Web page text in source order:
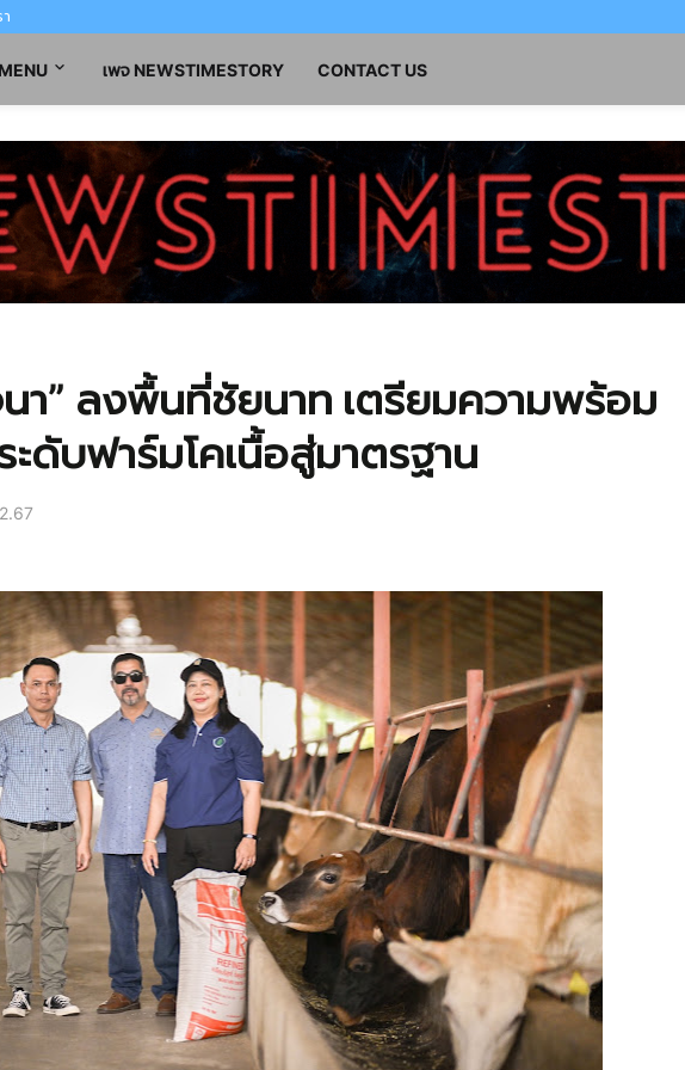
เพจ NEWSTIMESTORY CONTACT US
า” ลงพื้นที่ชัยนาท เตรียมความพร้อม
ดับฟาร์มโคเนื้อสู่มาตรฐาน